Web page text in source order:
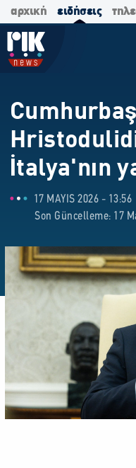
αρχική ειδήσεις
İtalya'nın
17 MAYIS 2026 - 13:56
Son Güncelleme: 17